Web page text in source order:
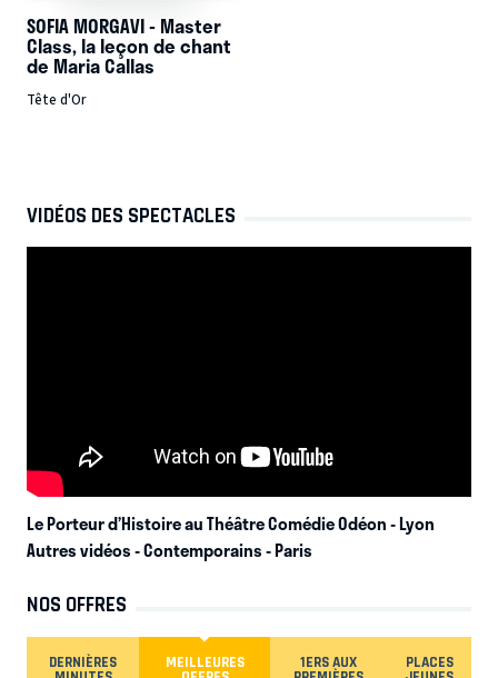
SOFIA MORGAVI - Master
Class, la leçon de chant
de Maria Callas
Tête d'Or
VIDÉOS DES SPECTACLES
Le Porteur d’Histoire au Théâtre Comédie Odéon- Lyon
Autres vidéos - Contemporains - Paris
NOS OFFRES
DERNIÈRES
MEILLEURES
1ERS AUX
PLACES